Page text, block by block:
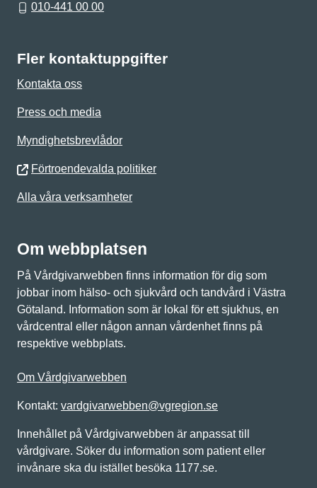
010-441 00 00
Fler kontaktuppgifter
Kontakta oss
Press och media
Myndighetsbrevlådor
Förtroendevalda politiker
Alla våra verksamheter
Om webbplatsen
På Vårdgivarwebben finns information för dig som
jobbar inom hälso- och sjukvård och tandvård i Västra
Götaland. Information som är lokal för ett sjukhus, en
vårdcentral eller någon annan vårdenhet finns på
respektive webbplats.
Om Vårdgivarwebben
Kontakt: vardgivarwebben@vgregion.se
Innehållet på Vårdgivarwebben är anpassat till
vårdgivare. Söker du information som patient eller
invånare ska du istället besöka 1177.se.